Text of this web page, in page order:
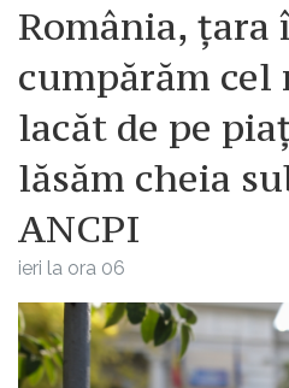
România, țara
cumpărăm cel
lacăt de pe
lăsăm cheia
ANCPI
ieri la ora 06